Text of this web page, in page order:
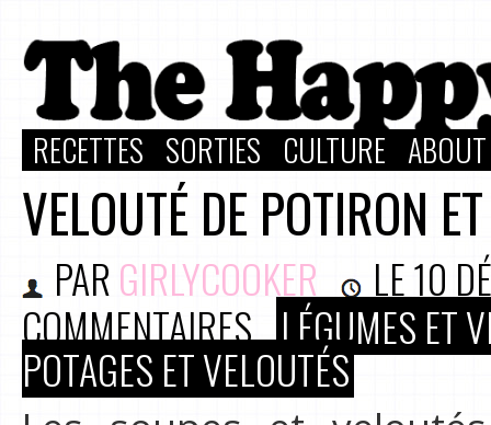
RECETTES SORTIES CULTURE
VELOUTÉ DE POTIRON
PAR GIRLYCOOKER LE10
COMMENTAIRES LÉGUMES ET
POTAGES ET VELOUTÉS